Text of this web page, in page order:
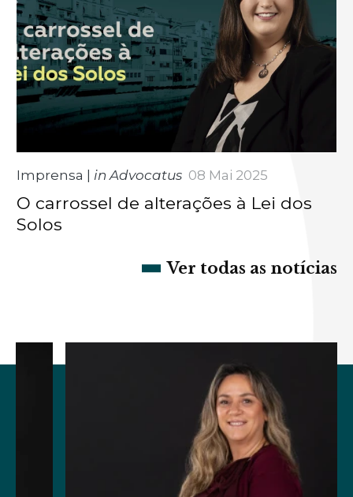
Imprensa in Advocatus 08 Mai 2025
O carrossel de alterações à Lei dos
Solos
Ver todas as notícias